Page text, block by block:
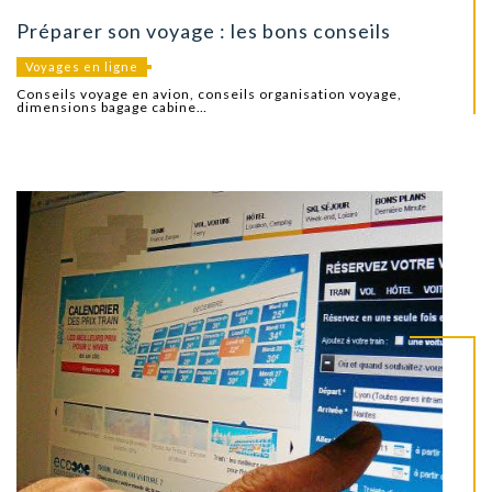
Préparer son voyage : les bons conseils
Voyages en ligne
Conseils voyage en avion, conseils organisation voyage,
dimensions bagage cabine…